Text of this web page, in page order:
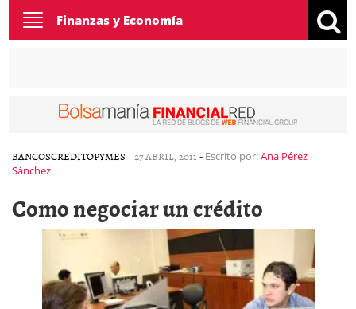
Toggle
navigation
Finanzas y Economía
BANCOSCREDITOPYMES | 27 ABRIL, 2011 - Escrito por:Ana Pérez
Sánchez
Como negociar un crédito